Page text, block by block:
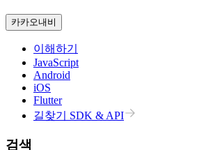
카카오내비
이해하기
JavaScript
Android
iOS
Flutter
길찾기 SDK & API
검색